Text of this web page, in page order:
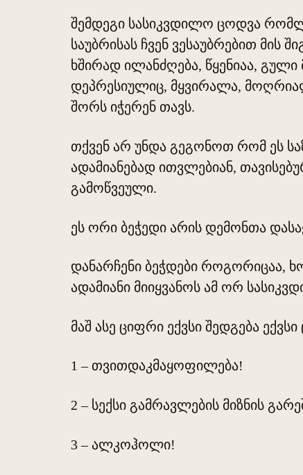
შემდეგი სასიკვდილო ცოდვა
საუბრისას ჩვენ ვესაუბრებით მის
ხშირად ილანძღება, წყენიაა,
დეპრესიულიც, მყვირალა,
შორს იჭერენ თავს.
თქვენ არ უნდა გეგონოთ რომ ეს
ადამიანებად ითვლებიან,
გამოწვეული.
ეს ორი ბეჭედი არის დემონთა
დანარჩენი ბეჭდები როგორიცაა,
ადამიანი მიიყვანოს ამ ორ
მაშ ასე ციფრი ექვსი შედგება
1 – თვითდაკმაყოფილება!
2 – სექსი გამრავლების მიზნის
3 – ალკოჰოლი!